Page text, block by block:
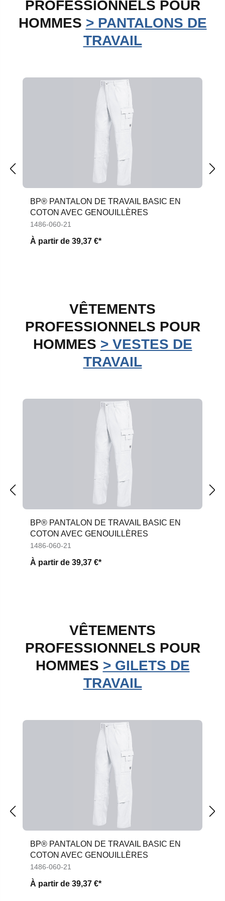
PROFESSIONNELS POUR
HOMMES > PANTALONS DE
TRAVAIL
Ignorer la galerie de produits
BP® PANTALON DE TRAVAIL BASIC EN
COTON AVEC GENOUILLÈRES
1486-060-21
À partir de 39,37 €*
VÊTEMENTS
PROFESSIONNELS POUR
HOMMES > VESTES DE
TRAVAIL
Ignorer la galerie de produits
BP® PANTALON DE TRAVAIL BASIC EN
COTON AVEC GENOUILLÈRES
1486-060-21
À partir de 39,37 €*
VÊTEMENTS
PROFESSIONNELS POUR
HOMMES > GILETS DE
TRAVAIL
Ignorer la galerie de produits
BP® PANTALON DE TRAVAIL BASIC EN
COTON AVEC GENOUILLÈRES
1486-060-21
À partir de 39,37 €*